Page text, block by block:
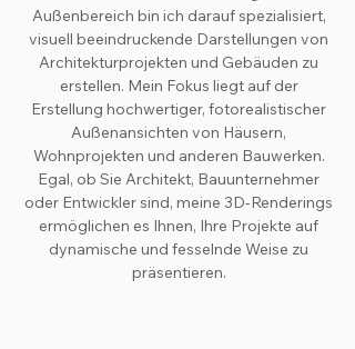
Außenbereich bin ich darauf spezialisiert,
visuell beeindruckende Darstellungen von
Architekturprojekten und Gebäuden zu
erstellen. Mein Fokus liegt auf der
Erstellung hochwertiger, fotorealistischer
Außenansichten von Häusern,
Wohnprojekten und anderen Bauwerken.
Egal, ob Sie Architekt, Bauunternehmer
oder Entwickler sind, meine 3D-Renderings
ermöglichen es Ihnen, Ihre Projekte auf
dynamische und fesselnde Weise zu
präsentieren.